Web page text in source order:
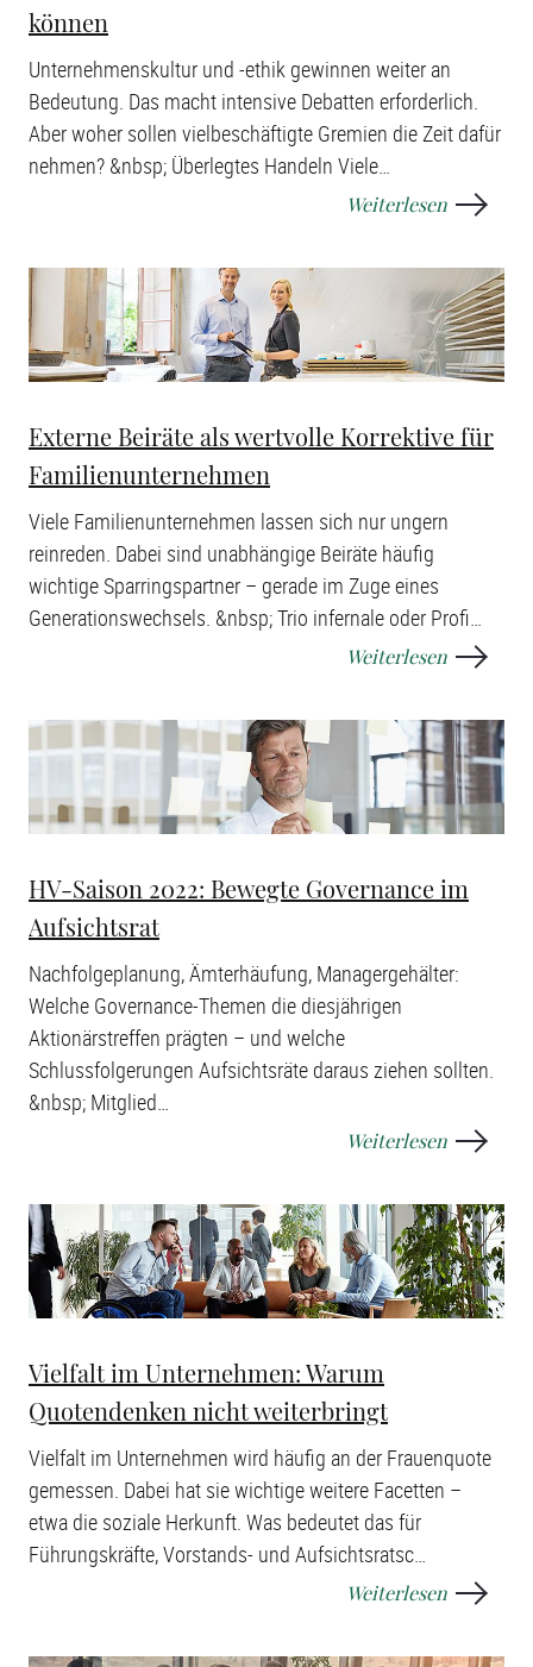
können
Unternehmenskultur und -ethik gewinnen weiter an
Bedeutung. Das macht intensive Debatten erforderlich.
Aber woher sollen vielbeschäftigte Gremien die Zeit dafür
nehmen? &nbsp; Überlegtes Handeln Viele…
Weiterlesen
Externe Beiräte als wertvolle Korrektive für
Familienunternehmen
Viele Familienunternehmen lassen sich nur ungern
reinreden. Dabei sind unabhängige Beiräte häufig
wichtige Sparringspartner – gerade im Zuge eines
Generationswechsels. &nbsp; Trio infernale oder Profi…
Weiterlesen
HV-Saison 2022: Bewegte Governance im
Aufsichtsrat
Nachfolgeplanung, Ämterhäufung, Managergehälter:
Welche Governance-Themen die diesjährigen
Aktionärstreffen prägten – und welche
Schlussfolgerungen Aufsichtsräte daraus ziehen sollten.
&nbsp; Mitglied…
Weiterlesen
Vielfalt im Unternehmen: Warum
Quotendenken nicht weiterbringt
Vielfalt im Unternehmen wird häufig an der Frauenquote
gemessen. Dabei hat sie wichtige weitere Facetten –
etwa die soziale Herkunft. Was bedeutet das für
Führungskräfte, Vorstands- und Aufsichtsratsc…
Weiterlesen